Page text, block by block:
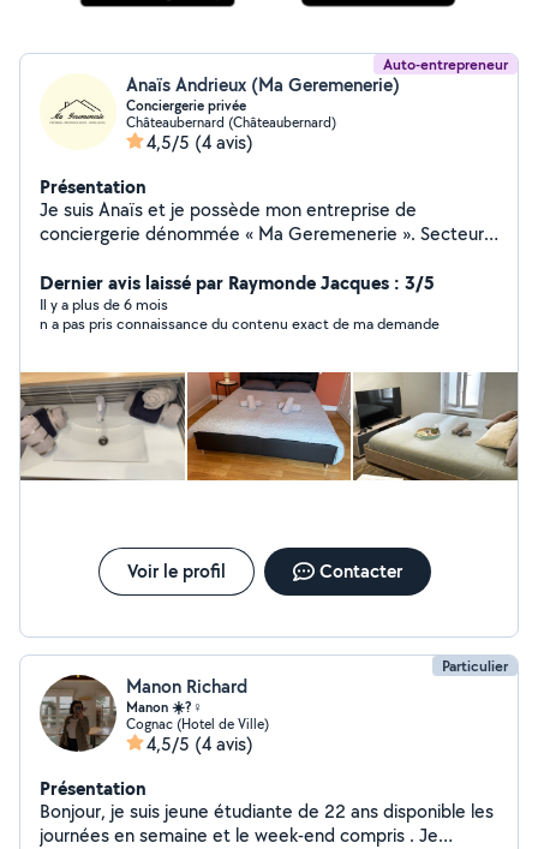
Auto-entrepreneur
Anaïs Andrieux (Ma Geremenerie)
Conciergerie privée
Châteaubernard (Châteaubernard)
4,5/5 (4 avis)
Présentation
Je suis Anaïs et je possède mon entreprise de
conciergerie dénommée « Ma Geremenerie ». Secteur :
dans la gestion de vos biens pour des séjours de courte
et moyenne durée. Vous êtes propriétaire et souhaitez
une solution sur mesure ? Je propose des services
locataires, remise des clés, et gestion des départs
Entretien et préparation du logement entre chaque
séjour Optimisation de la visibilité et maximisation de
vos revenus Avec une approche chaleureuse et
professionnelle, je m'engage à maximiser la tranquillité
Dernier avis laissé par Raymonde Jacques : 3/5
Il y a plus de 6 mois
n a pas pris connaissance du contenu exact de ma demande
Voir le profil Contacter
Particulier
Manon Richard
Manon ☀️?‍♀️
Cognac (Hotel de Ville)
4,5/5 (4 avis)
Présentation
Bonjour, je suis jeune étudiante de 22 ans disponible les
journées en semaine et le week-end compris . Je